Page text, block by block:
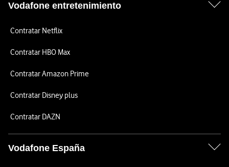
Vodafone entretenimiento
Contratar Netflix
Contratar HBO Max
Contratar Amazon Prime
Contratar Disney plus
Contratar DAZN
Vodafone España